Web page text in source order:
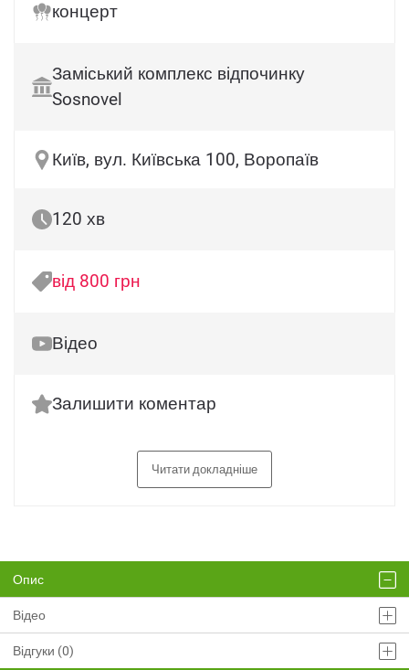
концерт
Заміський комплекс відпочинку
Sosnovel
Київ, вул. Київська 100, Воропаїв
120 хв
від 800 грн
Відео
Залишити коментар
Читати докладніше
Опис
Відео
Відгуки (0)